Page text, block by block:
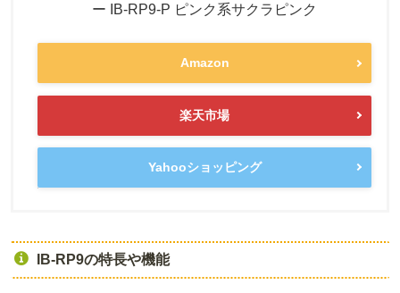
ー IB-RP9-P ピンク系サクラピンク
Amazon
楽天市場
Yahooショッピング
IB-RP9の特長や機能